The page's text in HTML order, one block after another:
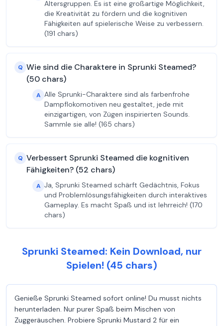
Altersgruppen. Es ist eine großartige Möglichkeit,
die Kreativität zu fördern und die kognitiven
Fähigkeiten auf spielerische Weise zu verbessern.
(191 chars)
Q Wie sind die Charaktere in Sprunki Steamed?
(50 chars)
A Alle Sprunki-Charaktere sind als farbenfrohe
Dampflokomotiven neu gestaltet, jede mit
einzigartigen, von Zügen inspirierten Sounds.
Sammle sie alle! (165 chars)
Q Verbessert Sprunki Steamed die kognitiven
Fähigkeiten? (52 chars)
A Ja, Sprunki Steamed schärft Gedächtnis, Fokus
und Problemlösungsfähigkeiten durch interaktives
Gameplay. Es macht Spaß und ist lehrreich! (170
chars)
Sprunki Steamed: Kein Download, nur
Spielen! (45 chars)
Genieße Sprunki Steamed sofort online! Du musst nichts
herunterladen. Nur purer Spaß beim Mischen von
Zuggeräuschen. Probiere Sprunki Mustard 2 für ein